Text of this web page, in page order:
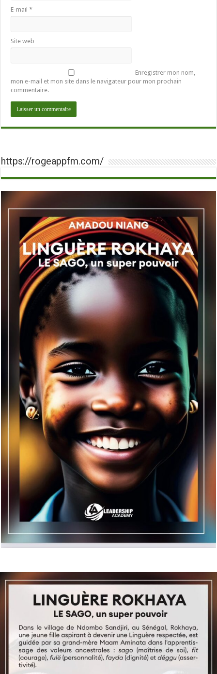
E-mail*
Site web
Enregistrer mon nom,
mon e-mail et mon site dans le navigateur pour mon prochain
commentaire.
https://rogeappfm.com/